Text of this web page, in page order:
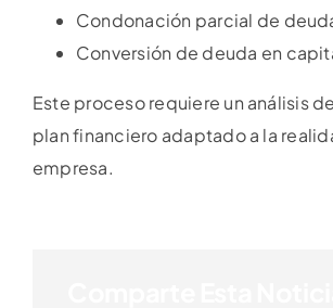
Condonación parcial de
Conversión de deuda en
Este proceso requiere un análisis
plan financiero adaptado a la
empresa.